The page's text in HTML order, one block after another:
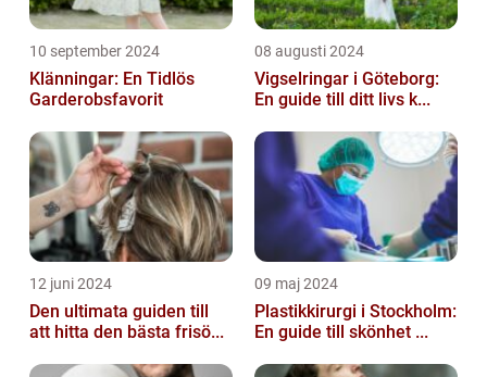
10 september 2024
Klänningar: En Tidlös
Garderobsfavorit
08 augusti 2024
Vigselringar i Göteborg:
En guide till ditt livs k...
12 juni 2024
Den ultimata guiden till
att hitta den bästa frisö...
09 maj 2024
Plastikkirurgi i Stockholm:
En guide till skönhet ...